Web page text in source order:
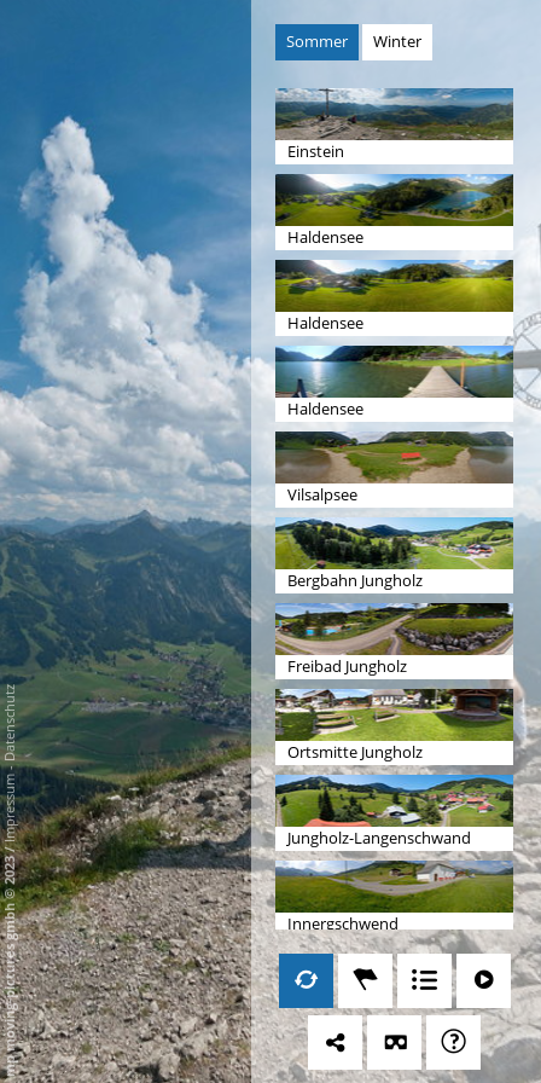
Sommer Winter
Einstein
Haldensee
Haldensee
Haldensee
Vilsalpsee
Bergbahn Jungholz
Freibad Jungholz
Ortsmitte Jungholz
Jungholz-Langenschwand
Innergschwend
Maria Hilf Kappelle Tannheim
mp moving-pictures gmbh © 2023
/
Impressum
-
Datenschutz